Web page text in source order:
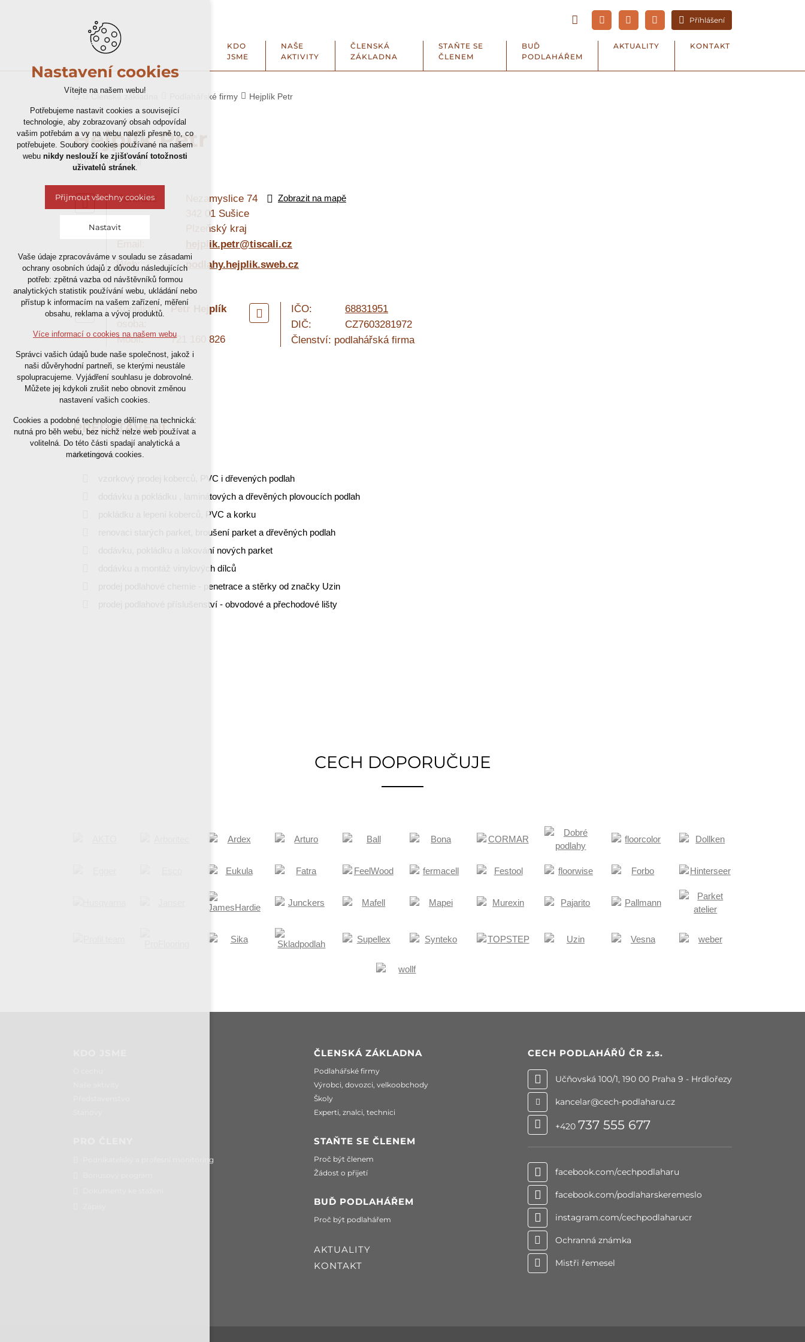
Příhlášení
KDO
JSME
NAŠE
AKTIVITY
ČLENSKÁ
ZÁKLADNA
STAŇTE SE
ČLENEM
BUĎ
PODLAHÁŘEM
AKTUALITY KONTAKT
Podlahářské firmy Hejplík Petr
Hejplík Petr
3161 zobrazení
Centrála:
Nezamyslice 74
342 01 Sušice
Plzeňský kraj
Zobrazit na mapě
hejplik.petr@tiscali.cz
Web:
podlahy.hejplik.sweb.cz
Kontaktní
Petr Hejplík
Mobil: 721 160 826
IČO:
68831951
DIČ:
CZ7603281972
Členství: podlahářská firma
PŘEDSTAVENÍ
Nabízíme:
vzorkový prodej koberců, PVC i dřevených podlah
dodávku a pokládku , laminátových a dřevěných plovoucích podlah
pokládku a lepení koberců, PVC a korku
renovaci starých parket, broušení parket a dřevěných podlah
dodávku, pokládku a lakování nových parket
dodávku a montáž vinylových dílců
prodej podlahové chemie - penetrace a stěrky od značky Uzin
prodej podlahové příslušenství - obvodové a přechodové lišty
CECH DOPORUČUJE
Podnikatelský a profesní monitoring
ČLENSKÁ ZÁKLADNA
Podlahářské firmy
Výrobci, dovozci, velkoobchody
Školy
Experti, znalci, technici
STAŇTE SE ČLENEM
Proč být členem
Žádost o přijetí
BUĎ PODLAHÁŘEM
Proč být podlahářem
AKTUALITY
KONTAKT
CECH PODLAHÁŘŮ ČR z.s.
Učňovská 100/1, 190 00 Praha 9 - Hrdlořezy
kancelar@cech-podlaharu.cz
+420 737 555 677
facebook.com/cechpodlaharu
facebook.com/podlaharskeremeslo
instagram.com/cechpodlaharucr
Ochranná známka
Mistři řemesel
Nastavení cookies
Vítejte na našem webu!
Potřebujeme nastavit cookies a související
technologie, aby zobrazovaný obsah odpovídal
vašim potřebám a vy na webu nalezli přesně to, co
potřebujete. Soubory cookies používané na našem
webu nikdy neslouží ke zjišťování totožnosti
uživatelů stránek.
Přijmout všechny cookies
Nastavit
Technická cookies
nutná pro provozování webu
udržení kontextu stránek (session):
případná přihlášení, volby jazyka, apod.
Volitelná cookies
vyhodnocení návštěvnosti
marketingová cookies (Google)
Více informací o cookies na našem webu
Přijmout všechny cookies
Vaše údaje zpracováváme v souladu se zásadami
ochrany osobních údajů z důvodu následujících
potřeb: zpětná vazba od návštěvníků formou
analytických statistik používání webu, ukládání nebo
přístup k informacím na vašem zařízení, měření
obsahu, reklama a vývoj produktů.
Více informací o cookies na našem webu
Správci vašich údajů bude naše společnost, jakož i
naši důvěryhodní partneři, se kterými neustále
spolupracujeme. Vyjádření souhlasu je dobrovolné.
Můžete jej kdykoli zrušit nebo obnovit změnou
nastavení vašich cookies.
Cookies a podobné technologie dělíme na technická:
nutná pro běh webu, bez nichž nelze web používat a
volitelná. Do této části spadají analytická a
marketingová cookies.